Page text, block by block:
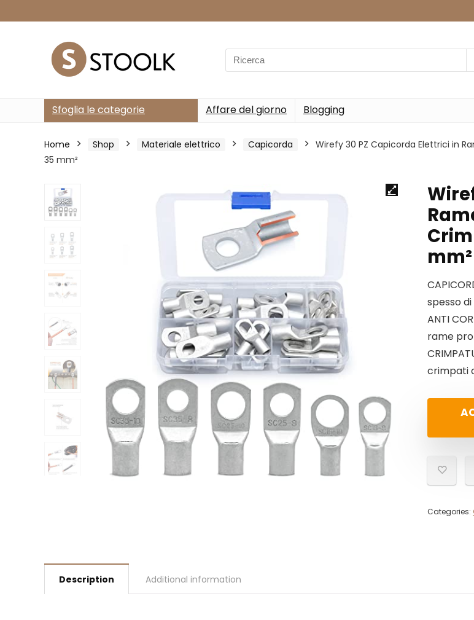
Search
for:
Sfoglia le categorie Affare del giorno Blogging
Home Shop Materiale elettrico Capicorda
Wirefy 30 PZ Capicorda Elettrici in
35 mm²
mm²
spesso
ANTI
rame
crimpati
Categories:
Description Additional information